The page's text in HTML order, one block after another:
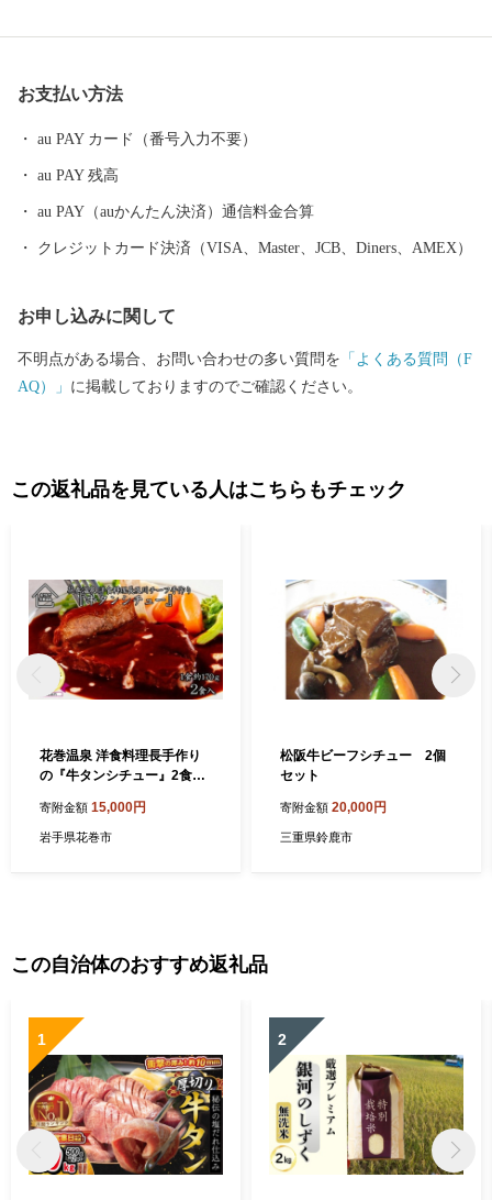
の優れた技術が多く伝えられています。さらに、岩手県内唯一の
花巻空港があり、東北新幹線新花巻駅や東北自動車道、東北横断
網の結節点という極めて恵まれた拠点性を有しています。
お支払い方法
au PAY カード（番号入力不要）
au PAY 残高
au PAY（auかんたん決済）通信料金合算
クレジットカード決済（VISA、Master、JCB、Diners、AMEX）
お申し込みに関して
不明点がある場合、お問い合わせの多い質問を 「よくある質問（F
AQ）」 に掲載しておりますのでご確認ください。
この返礼品を見ている人はこちらもチェック
花巻温泉 洋食料理長手作り
の『牛タンシチュー』2食入
寄附金額 15,000円
岩手県花巻市
松阪牛ビーフシチュー 2個
セット
寄附金額 20,000円
三重県鈴鹿市
この自治体のおすすめ返礼品
1 2